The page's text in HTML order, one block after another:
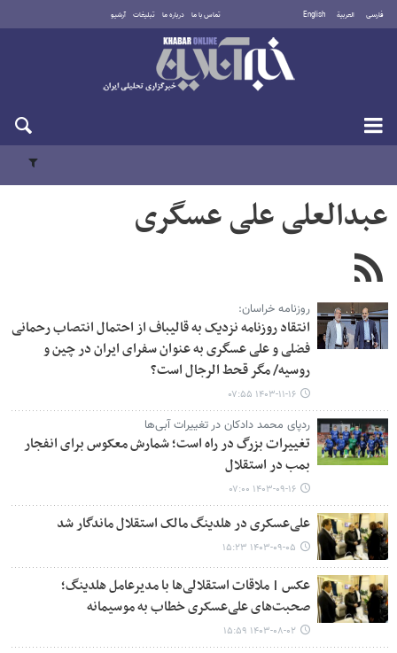
فارسی العربية English تماس با ما درباره ما تبلیغات آرشیو
یکشنبه ۱۸ مرداد ۱۴۰۵
عبدالعلی علی عسگری
روزنامه خراسان:
انتقاد روزنامه نزدیک به قالیباف از احتمال انتصاب رحمانی
فضلی و علی عسگری به عنوان سفرای ایران در چین و
روسیه/ مگر قحط الرجال است؟
۱۴۰۳-۱۱-۱۶ ۰۷:۵۵
ردپای محمد دادکان در تغییرات آبی‌ها
تغییرات بزرگ در راه است؛ شمارش معکوس برای انفجار
بمب در استقلال
۱۴۰۳-۰۹-۱۶ ۰۷:۰۰
علی‌عسکری در هلدینگ مالک استقلال ماندگار شد
۱۴۰۳-۰۹-۰۵ ۱۵:۲۳
عکس | ملاقات استقلالی‌ها با مدیرعامل هلدینگ؛
صحبت‌های علی‌عسکری خطاب به موسیمانه
۱۴۰۳-۰۸-۰۲ ۱۵:۵۹